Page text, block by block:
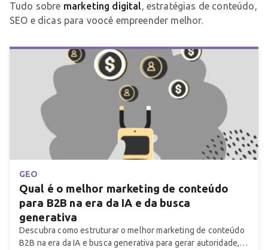
Tudo sobre marketing digital, estratégias de conteúdo,
SEO e dicas para voocê empreender melhor.
GEO
Qual é o melhor marketing de conteúdo
para B2B na era da IA e da busca
generativa
Descubra como estruturar o melhor marketing de conteúdo
B2B na era da IA e busca generativa para gerar autoridade,